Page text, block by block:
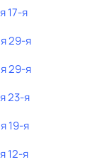
17-я
29-я
29-я
23-я
19-я
12-я